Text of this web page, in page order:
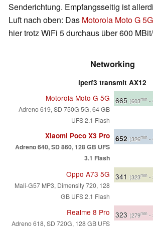
Senderichtung. Empfangsseitig ist
Luft nach oben: Das Motorola Moto G 5G
hier trotz WiFi 5 durchaus über 600
Networking
iperf3 transmit AX12
Motorola Moto G 5G
Adreno 619, SD 750G 5G, 64 GB
UFS 2.1 Flash
665 (603min -
Xiaomi Poco X3 Pro
Adreno 640, SD 860, 128 GB UFS
3.1 Flash
652 (326min -
Oppo A73 5G
Mali-G57 MP3, Dimensity 720, 128
GB UFS 2.1 Flash
341 (323min -
Realme 8 Pro
Adreno 618, SD 720G, 128 GB UFS
323 (279min -